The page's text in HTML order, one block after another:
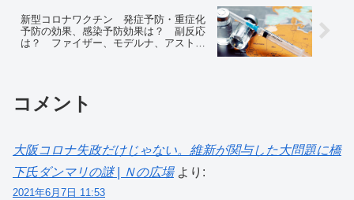
新型コロナワクチン 発症予防・重症化
予防の効果、感染予防効果は？ 副反応
は？ ファイザー、モデルナ、アストラ
コメント
大阪コロナ失政だけじゃない。維新が関与した大問題に橋
下氏ダンマリの謎 | Ｎの広場 より:
2021年6月7日 11:53